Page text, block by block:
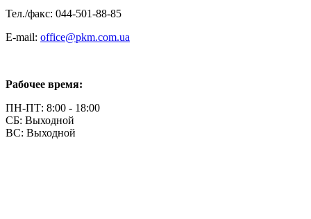
Тел./факс: 044-501-88-85
E-mail: office@pkm.com.ua
Рабочее время:
ПН-ПТ: 8:00 - 18:00
СБ: Выходной
ВС: Выходной